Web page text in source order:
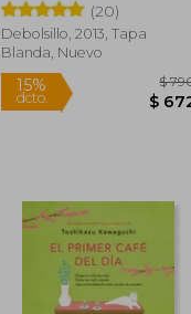
(20)
Debolsillo, 2013, Tapa
Blanda, Nuevo
15%
dcto.